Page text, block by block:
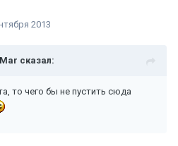
2013
сказал:
то чего бы не пустить сюда